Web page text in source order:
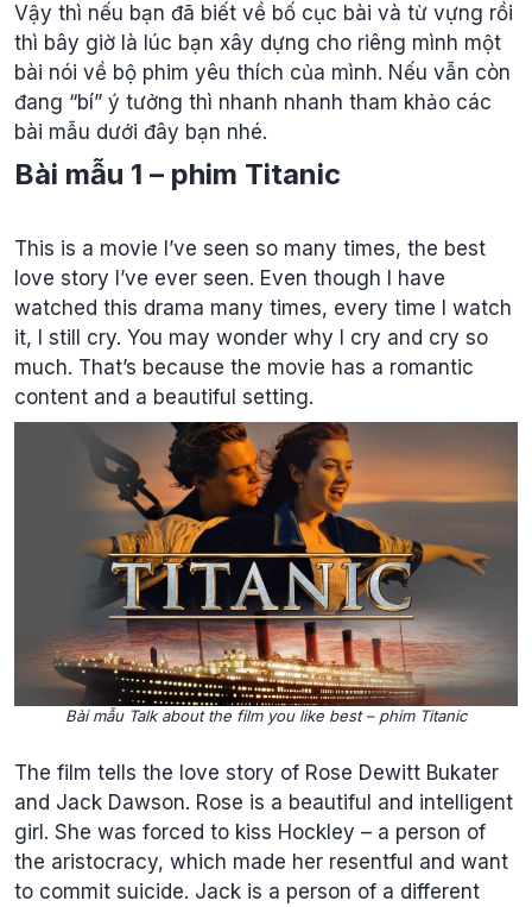
Vậy thì nếu bạn đã biết về bố cục bài và từ vựng rồi
thì bây giờ là lúc bạn xây dựng cho riêng mình một
bài nói về bộ phim yêu thích của mình. Nếu vẫn còn
đang “bí” ý tưởng thì nhanh nhanh tham khảo các
bài mẫu dưới đây bạn nhé.
Bài mẫu 1 – phim Titanic
This is a movie I’ve seen so many times, the best
love story I’ve ever seen. Even though I have
watched this drama many times, every time I watch
it, I still cry. You may wonder why I cry and cry so
much. That’s because the movie has a romantic
content and a beautiful setting.
Bài mẫu Talk about the film you like best – phim Titanic
The film tells the love story of Rose Dewitt Bukater
and Jack Dawson. Rose is a beautiful and intelligent
girl. She was forced to kiss Hockley – a person of
the aristocracy, which made her resentful and want
to commit suicide. Jack is a person of a different